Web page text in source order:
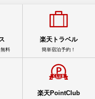
料
楽天トラベル
簡単宿泊予約！
楽天PointClub